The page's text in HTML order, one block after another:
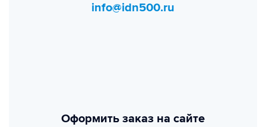
info@idn500.ru
Оформить заказ на сайте